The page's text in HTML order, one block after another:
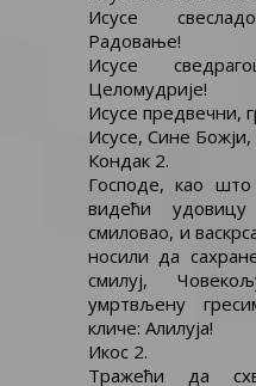
Исусе
Радовање!
Исусе
Целомудрије!
Исусе предвечни,
Исусе, Сине Божји,
Кондак 2.
Господе, као
видећи
смиловао, и
носили да
смилуј,
умртвљену
кличе: Алилуја!
Икос 2.
Тражећи да